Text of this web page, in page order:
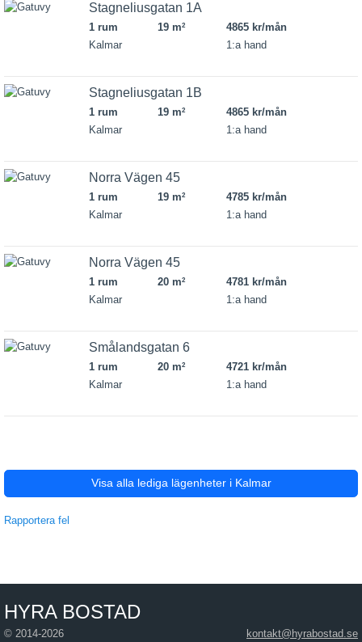
Stagneliusgatan 1A
1 rum 19 m2
4865 kr/mån
Kalmar
1:a hand
Stagneliusgatan 1B
1 rum 19 m2
4865 kr/mån
Kalmar
1:a hand
Norra Vägen 45
1 rum 19 m2
4785 kr/mån
Kalmar
1:a hand
Norra Vägen 45
1 rum 20 m2
4781 kr/mån
Kalmar
1:a hand
Smålandsgatan 6
1 rum 20 m2
4721 kr/mån
Kalmar
1:a hand
Visa alla lediga lägenheter i Kalmar
Rapportera fel
HYRA BOSTAD
kontakt@hyrabostad.se
© 2014-2026